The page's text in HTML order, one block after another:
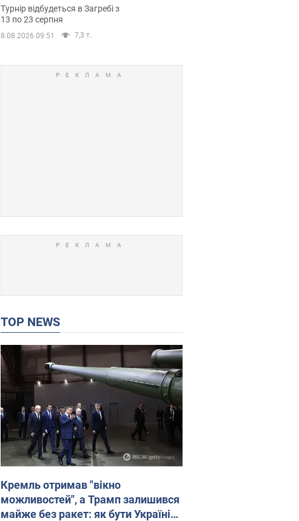
до чемпіонату Європи
основних спортсменів
Турнір відбудеться в Загребі з
13 по 23 серпня
8.08.2026 09:51 7,3 т.
TOP NEWS
Кремль отримав "вікно
можливостей", а Трамп залишився
майже без ракет: як бути Україні?